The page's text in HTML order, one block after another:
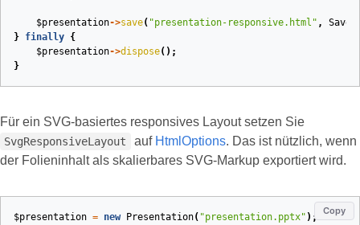
$presentation->save( "presentation-responsive.html" ,
} finally {
$presentation->dispose();
}
Für ein SVG‑basiertes responsives Layout setzen Sie
SvgResponsiveLayout auf HtmlOptions. Das ist nützlich, wenn
der Folieninhalt als skalierbares SVG‑Markup exportiert wird.
Copy
$presentation = new Presentation( "presentation.pptx" );